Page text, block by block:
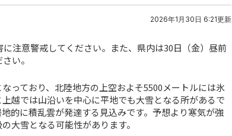
2026年1月30日 6:21更新
注意警戒してください。また、県内は30日（金）昼前
い。
っており、北陸地方の上空およそ5500メートルには氷
越では山沿いを中心に平地でも大雪となる所があるで
的に積乱雲が発達する見込みです。予想より寒気が強
大雪となる可能性があります。